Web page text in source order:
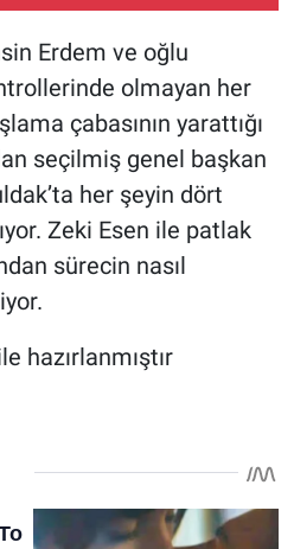
Erdem ve oğlu
olmayan her
çabasının yarattığı
seçilmiş genel başkan
her şeyin dört
Zeki Esen ile patlak
sürecin nasıl
hazırlanmıştır